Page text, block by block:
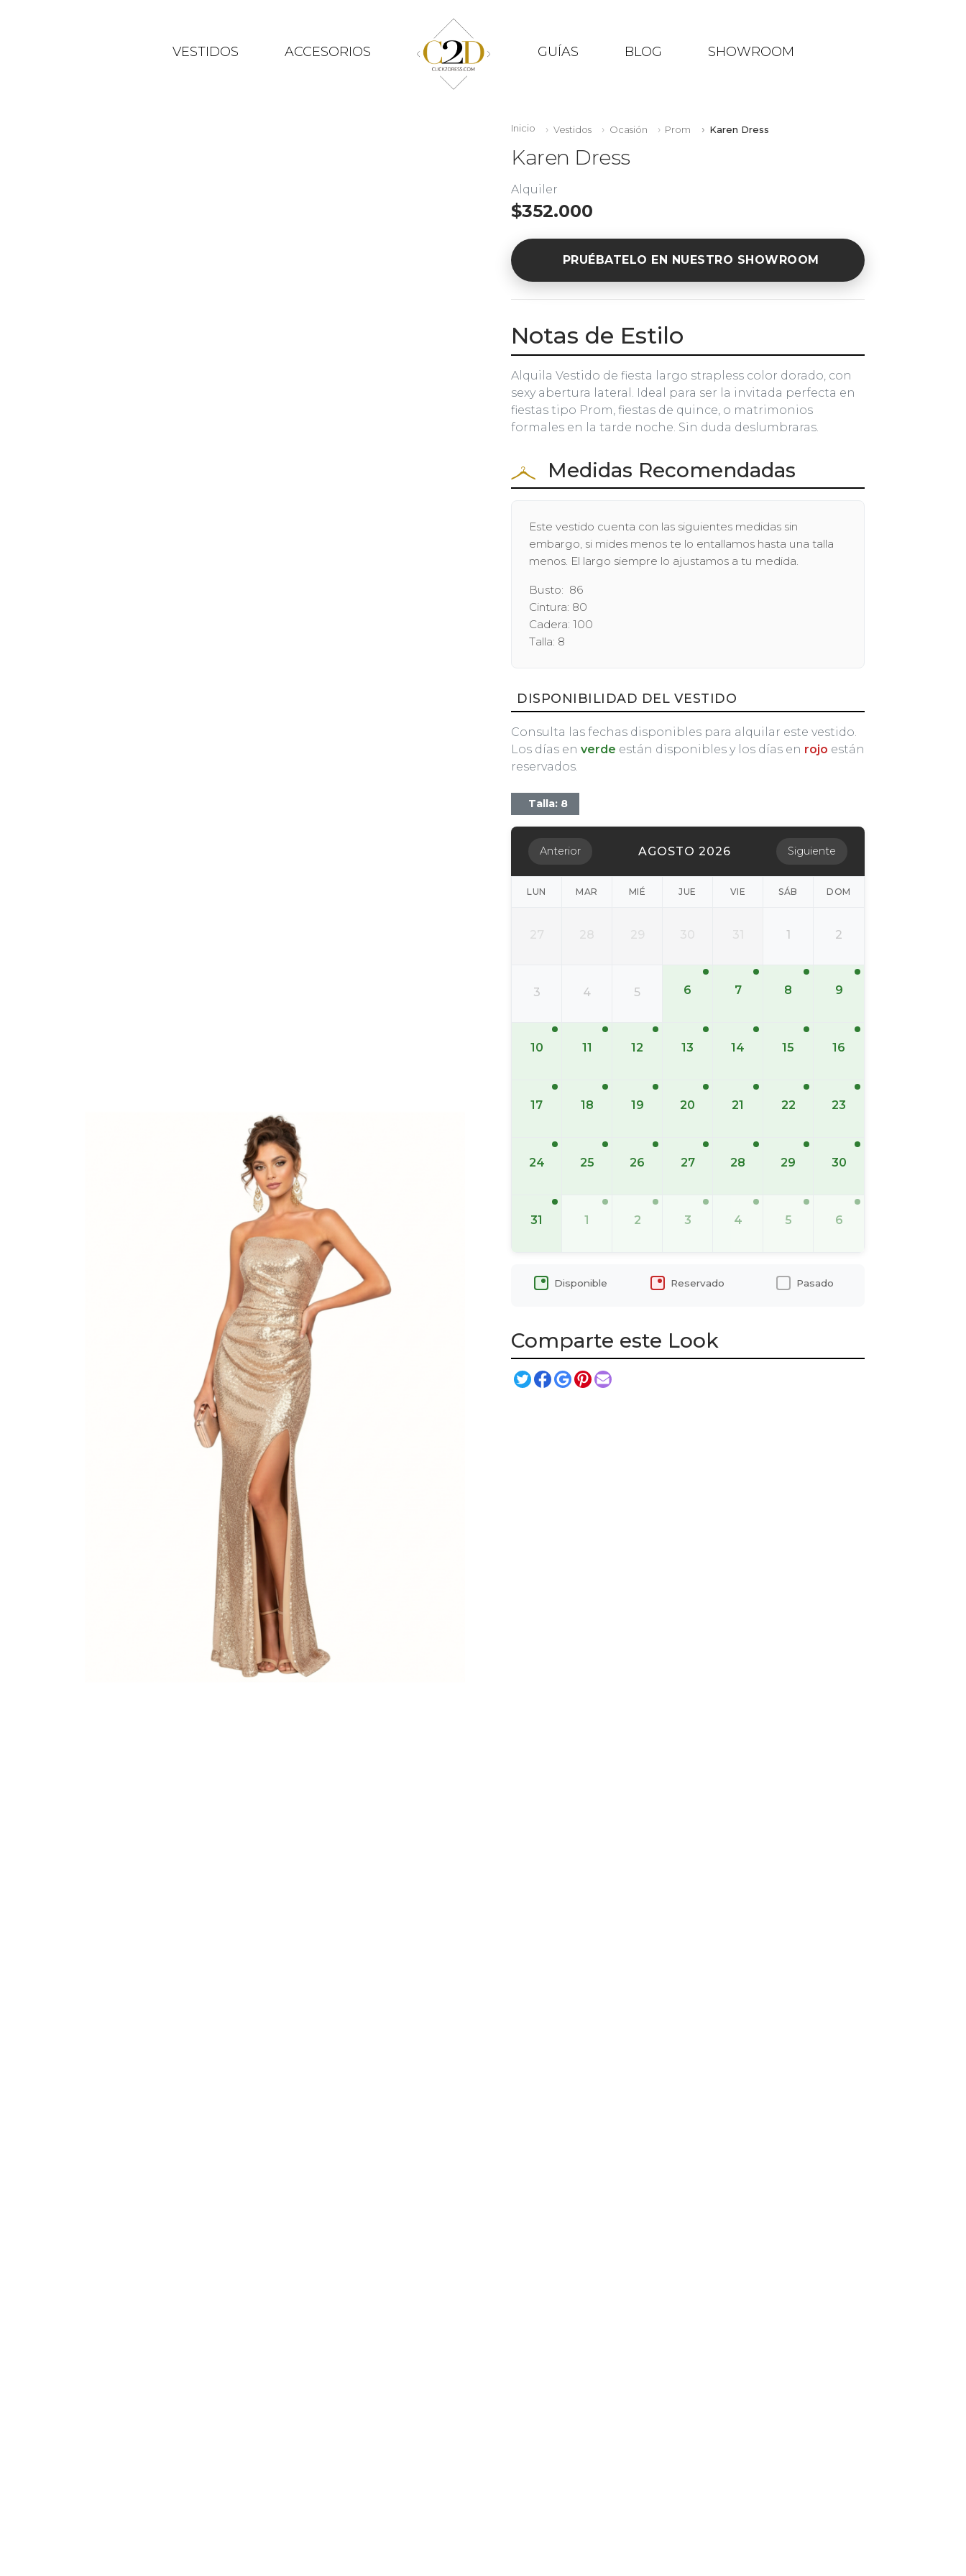
VESTIDOS ACCESORIOS GUÍAS BLOG SHOWROOM
Inicio Vestidos Ocasión Prom Karen Dress
Karen Dress
Alquiler
$352.000
PRUÉBATELO EN NUESTRO SHOWROOM
Notas de Estilo
Alquila Vestido de fiesta largo strapless color dorado, con
sexy abertura lateral. Ideal para ser la invitada perfecta en
fiestas tipo Prom, fiestas de quince, o matrimonios
formales en la tarde noche. Sin duda deslumbraras.
Medidas Recomendadas
Este vestido cuenta con las siguientes medidas sin
embargo, si mides menos te lo entallamos hasta una talla
menos. El largo siempre lo ajustamos a tu medida.
Busto: 86
Cintura: 80
Cadera: 100
Talla: 8
DISPONIBILIDAD DEL VESTIDO
Consulta las fechas disponibles para alquilar este vestido.
Los días en verde están disponibles y los días en rojo están
reservados.
Talla: 8
Anterior AGOSTO 2026 Siguiente
LUN MAR MIÉ JUE VIE SÁB DOM
27 28 29 30 31 1 2
3 4 5 6 7 8 9
10 11 12 13 14 15 16
17 18 19 20 21 22 23
24 25 26 27 28 29 30
31 1 2 3 4 5 6
Disponible Reservado Pasado
Comparte este Look